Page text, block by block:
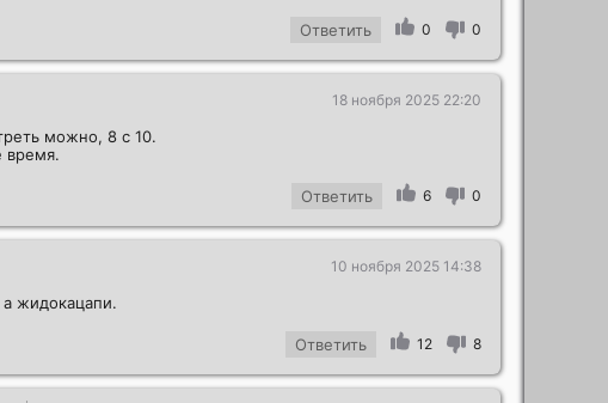
Отправить!
Ответить 0 0
18 ноября 2025 22:20
можно, 8 с 10.
время.
Ответить 6 0
10 ноября 2025 14:38
а жидокацапи.
Ответить 12 8